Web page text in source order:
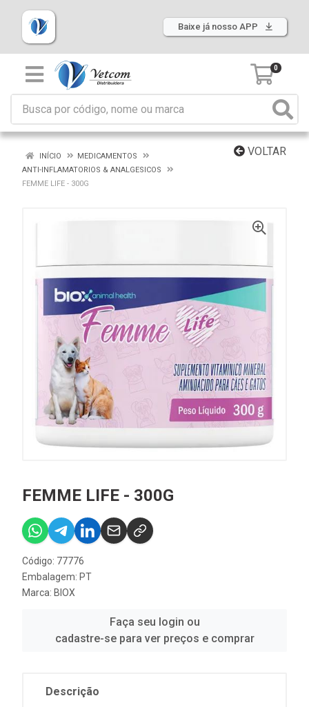
Baixe já nosso APP
0
VOLTAR
INÍCIO
MEDICAMENTOS
ANTI-INFLAMATORIOS & ANALGESICOS
FEMME LIFE - 300G
FEMME LIFE - 300G
Código: 77776
Embalagem: PT
Marca: BIOX
Faça seu login ou
cadastre-se para ver preços e comprar
Descrição